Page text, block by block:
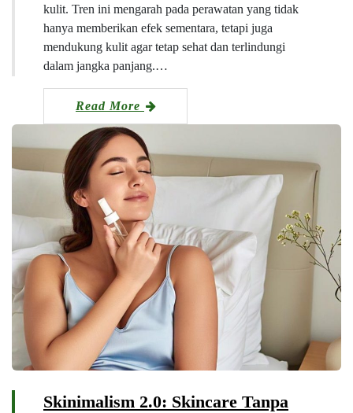
kulit. Tren ini mengarah pada perawatan yang tidak
hanya memberikan efek sementara, tetapi juga
mendukung kulit agar tetap sehat dan terlindungi
dalam jangka panjang.…
Read More
Skinimalism 2.0: Skincare Tanpa